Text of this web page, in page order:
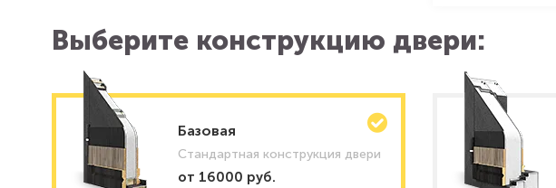
Выберите конструкцию двери:
Базовая
Стандартная конструкция двери
от 16000 руб.